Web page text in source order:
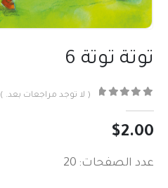
توتة توتة 6
( لا توجد مراجعات بعد. )
$2.00
عدد الصفحات: 20